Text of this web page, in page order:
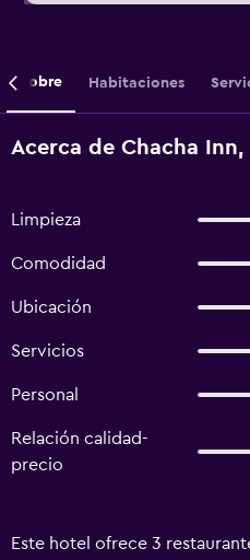
Sobre Habitaciones
Acerca de Chacha
Limpieza
Comodidad
Ubicación
Servicios
Personal
Relación calidad-
precio
Este hotel ofrece 3